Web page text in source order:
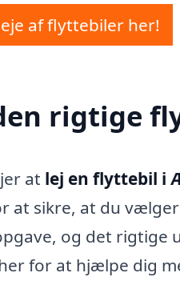
af flyttebiler her!
rigtige
at lej en flyttebil i
at sikre, at du
og det rigtige
for at hjælpe dig